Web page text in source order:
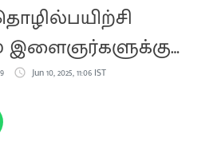
Jun 10, 2025, 11:06 IST